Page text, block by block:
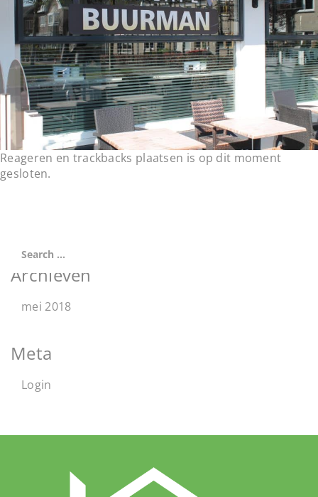
t
i
o
n
Reageren en trackbacks plaatsen is op dit moment
gesloten.
Archieven
mei 2018
Meta
Login